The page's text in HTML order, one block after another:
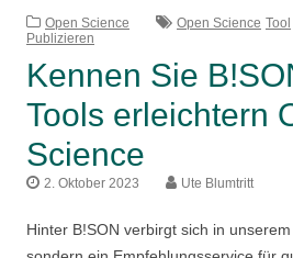
Open Science Open Science Tool
Publizieren
Kennen Sie
Tools erleichtern
Science
2. Oktober 2023 Ute Blumtritt
Hinter B!SON verbirgt sich in